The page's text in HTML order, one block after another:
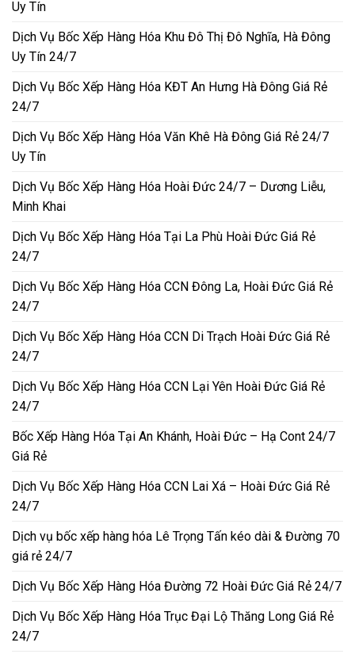
Uy Tín
Dịch Vụ Bốc Xếp Hàng Hóa Khu Đô Thị Đô Nghĩa, Hà Đông
Uy Tín 24/7
Dịch Vụ Bốc Xếp Hàng Hóa KĐT An Hưng Hà Đông Giá Rẻ
24/7
Dịch Vụ Bốc Xếp Hàng Hóa Văn Khê Hà Đông Giá Rẻ 24/7
Uy Tín
Dịch Vụ Bốc Xếp Hàng Hóa Hoài Đức 24/7 – Dương Liễu,
Minh Khai
Dịch Vụ Bốc Xếp Hàng Hóa Tại La Phù Hoài Đức Giá Rẻ
24/7
Dịch Vụ Bốc Xếp Hàng Hóa CCN Đông La, Hoài Đức Giá Rẻ
24/7
Dịch Vụ Bốc Xếp Hàng Hóa CCN Di Trạch Hoài Đức Giá Rẻ
24/7
Dịch Vụ Bốc Xếp Hàng Hóa CCN Lại Yên Hoài Đức Giá Rẻ
24/7
Bốc Xếp Hàng Hóa Tại An Khánh, Hoài Đức – Hạ Cont 24/7
Giá Rẻ
Dịch Vụ Bốc Xếp Hàng Hóa CCN Lai Xá – Hoài Đức Giá Rẻ
24/7
Dịch vụ bốc xếp hàng hóa Lê Trọng Tấn kéo dài & Đường 70
giá rẻ 24/7
Dịch Vụ Bốc Xếp Hàng Hóa Đường 72 Hoài Đức Giá Rẻ 24/7
Dịch Vụ Bốc Xếp Hàng Hóa Trục Đại Lộ Thăng Long Giá Rẻ
24/7